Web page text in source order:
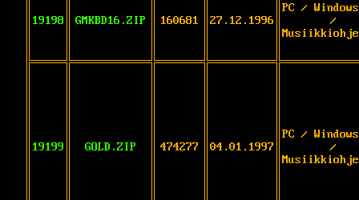
19198 GMKBD16.ZIP 160681 27.12.1996
PC /
/
19199 GOLD.ZIP 474277 04.01.1997
PC /
/